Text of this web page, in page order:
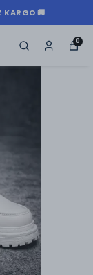
KARGO 🚚
0